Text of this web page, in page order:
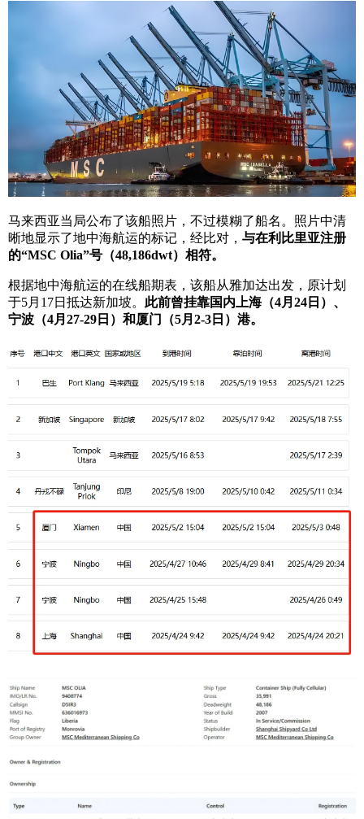
马来西亚当局公布了该船照片，不过模糊了船名。照片中清
晰地显示了地中海航运的标记，经比对， 与在利比里亚注册
的“MSC Olia”号（48,186dwt）相符。
根据地中海航运的在线船期表，该船从雅加达出发，原计划
于5月17日抵达新加坡。 此前曾挂靠国内上海（4月24日）、
宁波（4月27-29日）和厦门（5月2-3日）港。